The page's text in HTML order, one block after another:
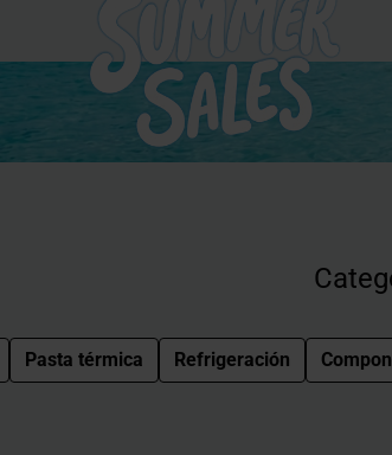
Pasta térmica Refrigeración